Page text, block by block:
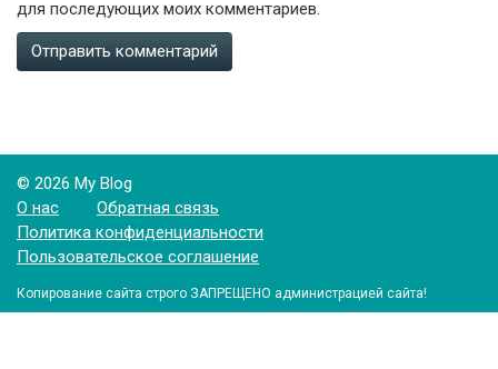
для последующих моих комментариев.
© 2026 My Blog
О нас
Обратная связь
Политика конфиденциальности
Пользовательское соглашение
Копирование сайта строго ЗАПРЕЩЕНО администрацией сайта!